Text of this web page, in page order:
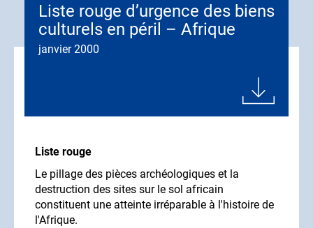
Liste rouge d’urgence des biens
culturels en péril – Afrique
janvier 2000
Liste rouge
Le pillage des pièces archéologiques et la
destruction des sites sur le sol africain
constituent une atteinte irréparable à l'histoire de
l'Afrique.